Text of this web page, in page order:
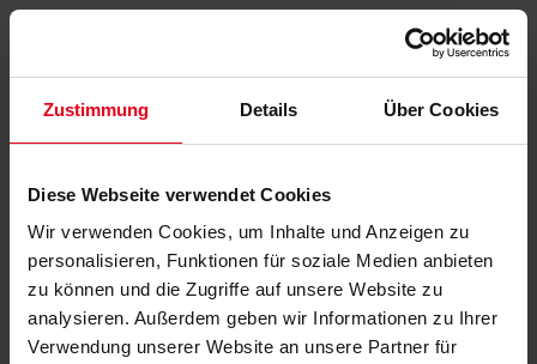
Zustimmung Details Über Cookies
Diese Webseite verwendet Cookies
Wir verwenden Cookies, um Inhalte und Anzeigen zu
personalisieren, Funktionen für soziale Medien anbieten
zu können und die Zugriffe auf unsere Website zu
analysieren. Außerdem geben wir Informationen zu Ihrer
Verwendung unserer Website an unsere Partner für